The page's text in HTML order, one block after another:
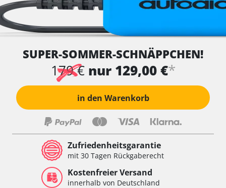
SUPER-SOMMER-SCHNÄPPCHEN!
179 € nur 129,00 €*
in den Warenkorb
Zufriedenheitsgarantie
mit 30 Tagen Rückgaberecht
Kostenfreier Versand
innerhalb von Deutschland